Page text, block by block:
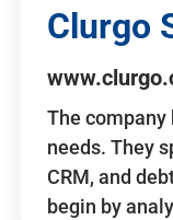
Clurgo
The
needs. They
CRM, and
begin by